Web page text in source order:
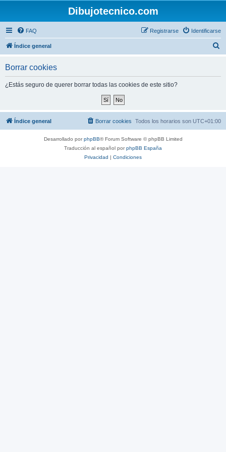
Dibujotecnico.com
FAQ Identificarse
Registrarse
Índice general
Borrar cookies
¿Estás seguro de querer borrar todas las cookies de este sitio?
Índice general Todos los horarios son UTC+01:00
Borrar cookies
Desarrollado porphpBB® Forum Software © phpBB Limited
Traducción al español porphpBB España
Privacidad | Condiciones